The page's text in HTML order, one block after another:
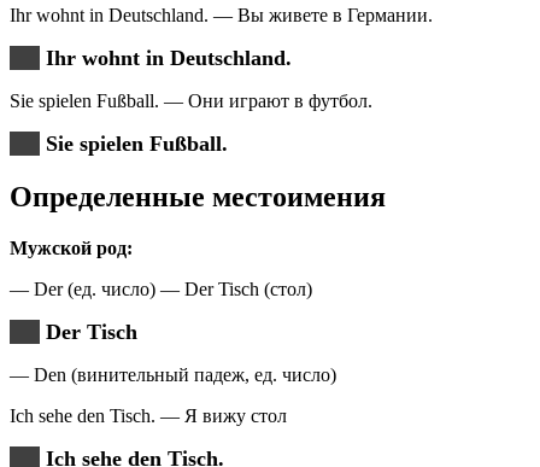
Ihr wohnt in Deutschland. — Вы живете в Германии.
Ihr wohnt in Deutschland.
Sie spielen Fußball. — Они играют в футбол.
Sie spielen Fußball.
Определенные местоимения
Мужской род:
— Der (ед. число) — Der Tisch (стол)
Der Tisch
— Den (винительный падеж, ед. число)
Ich sehe den Tisch. — Я вижу стол
Ich sehe den Tisch.